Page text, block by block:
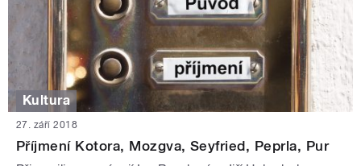
Kultura
27. září 2018
Příjmení Kotora, Mozgva, Seyfried, Peprla, Pur